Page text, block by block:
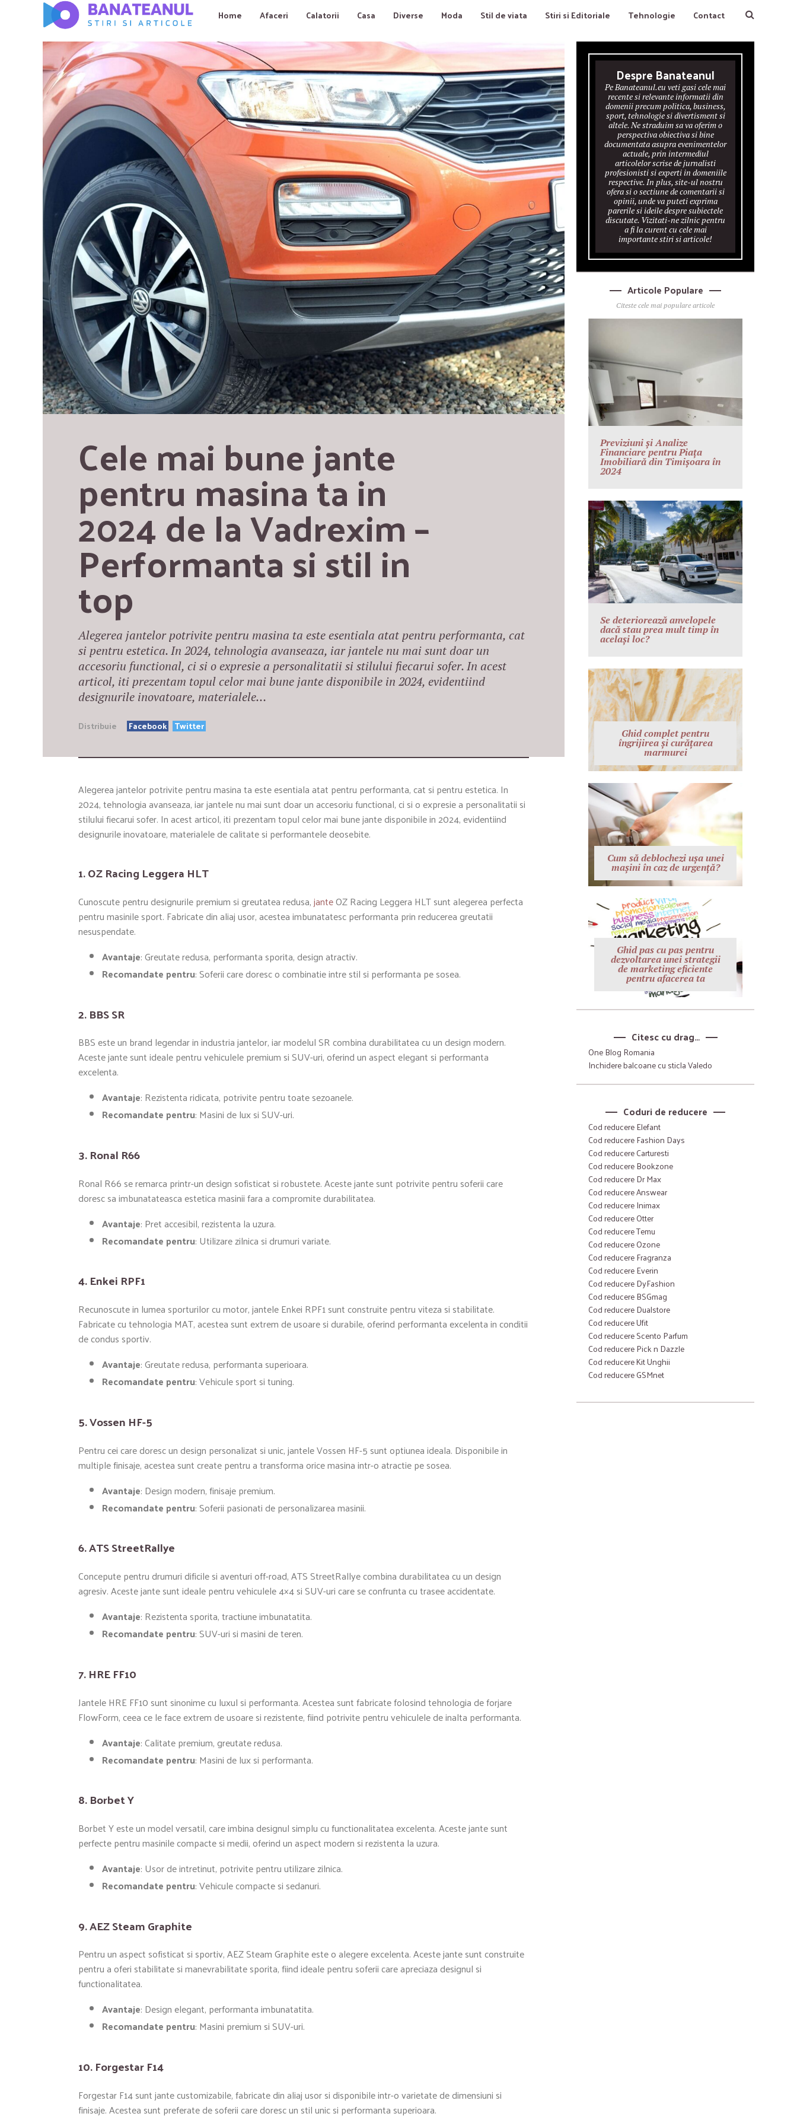
Home Afaceri Calatorii Casa Diverse Moda Stil de viata Stiri si Editoriale Tehnologie Contact
Cele mai bune jante
pentru masina ta in
2024 de la Vadrexim –
Performanta si stil in
top
Alegerea jantelor potrivite pentru masina ta este esentiala atat pentru performanta, cat
si pentru estetica. In 2024, tehnologia avanseaza, iar jantele nu mai sunt doar un
accesoriu functional, ci si o expresie a personalitatii si stilului fiecarui sofer. In acest
articol, iti prezentam topul celor mai bune jante disponibile in 2024, evidentiind
designurile inovatoare, materialele…
Distribuie Facebook Twitter
Alegerea jantelor potrivite pentru masina ta este esentiala atat pentru performanta, cat si pentru estetica. In
2024, tehnologia avanseaza, iar jantele nu mai sunt doar un accesoriu functional, ci si o expresie a personalitatii si
stilului fiecarui sofer. In acest articol, iti prezentam topul celor mai bune jante disponibile in 2024, evidentiind
designurile inovatoare, materialele de calitate si performantele deosebite.
1.OZ Racing Leggera HLT
Cunoscute pentru designurile premium si greutatea redusa,janteOZ Racing Leggera HLT sunt alegerea perfecta
pentru masinile sport. Fabricate din aliaj usor, acestea imbunatatesc performanta prin reducerea greutatii
nesuspendate.
Avantaje: Greutate redusa, performanta sporita, design atractiv.
Recomandate pentru: Soferii care doresc o combinatie intre stil si performanta pe sosea.
2.BBS SR
BBS este un brand legendar in industria jantelor, iar modelul SR combina durabilitatea cu un design modern.
Aceste jante sunt ideale pentru vehiculele premium si SUV-uri, oferind un aspect elegant si performanta
excelenta.
Avantaje: Rezistenta ridicata, potrivite pentru toate sezoanele.
Recomandate pentru: Masini de lux si SUV-uri.
3.Ronal R66
Ronal R66 se remarca printr-un design sofisticat si robustete. Aceste jante sunt potrivite pentru soferii care
doresc sa imbunatateasca estetica masinii fara a compromite durabilitatea.
Avantaje: Pret accesibil, rezistenta la uzura.
Recomandate pentru: Utilizare zilnica si drumuri variate.
4.Enkei RPF1
Recunoscute in lumea sporturilor cu motor, jantele Enkei RPF1 sunt construite pentru viteza si stabilitate.
Fabricate cu tehnologia MAT, acestea sunt extrem de usoare si durabile, oferind performanta excelenta in conditii
de condus sportiv.
Avantaje: Greutate redusa, performanta superioara.
Recomandate pentru: Vehicule sport si tuning.
5.Vossen HF-5
Pentru cei care doresc un design personalizat si unic, jantele Vossen HF-5 sunt optiunea ideala. Disponibile in
multiple finisaje, acestea sunt create pentru a transforma orice masina intr-o atractie pe sosea.
Avantaje: Design modern, finisaje premium.
Recomandate pentru: Soferii pasionati de personalizarea masinii.
6.ATS StreetRallye
Concepute pentru drumuri dificile si aventuri off-road, ATS StreetRallye combina durabilitatea cu un design
agresiv. Aceste jante sunt ideale pentru vehiculele 4×4 si SUV-uri care se confrunta cu trasee accidentate.
Avantaje: Rezistenta sporita, tractiune imbunatatita.
Recomandate pentru: SUV-uri si masini de teren.
7.HRE FF10
Jantele HRE FF10 sunt sinonime cu luxul si performanta. Acestea sunt fabricate folosind tehnologia de forjare
FlowForm, ceea ce le face extrem de usoare si rezistente, fiind potrivite pentru vehiculele de inalta performanta.
Avantaje: Calitate premium, greutate redusa.
Recomandate pentru: Masini de lux si performanta.
8.Borbet Y
Borbet Y este un model versatil, care imbina designul simplu cu functionalitatea excelenta. Aceste jante sunt
perfecte pentru masinile compacte si medii, oferind un aspect modern si rezistenta la uzura.
Avantaje: Usor de intretinut, potrivite pentru utilizare zilnica.
Recomandate pentru: Vehicule compacte si sedanuri.
9.AEZ Steam Graphite
Pentru un aspect sofisticat si sportiv, AEZ Steam Graphite este o alegere excelenta. Aceste jante sunt construite
pentru a oferi stabilitate si manevrabilitate sporita, fiind ideale pentru soferii care apreciaza designul si
functionalitatea.
Avantaje: Design elegant, performanta imbunatatita.
Recomandate pentru: Masini premium si SUV-uri.
10.Forgestar F14
Forgestar F14 sunt jante customizabile, fabricate din aliaj usor si disponibile intr-o varietate de dimensiuni si
finisaje. Acestea sunt preferate de soferii care doresc un stil unic si performanta superioara.
Despre Banateanul
Pe Banateanul.eu veti gasi cele mai
recente si relevante informatii din
domenii precum politica, business,
sport, tehnologie si divertisment si
altele. Ne straduim sa va oferim o
perspectiva obiectiva si bine
documentata asupra evenimentelor
actuale, prin intermediul
articolelor scrise de jurnalisti
profesionisti si experti in domeniile
respective. In plus, site-ul nostru
ofera si o sectiune de comentarii si
opinii, unde va puteti exprima
parerile si ideile despre subiectele
discutate. Vizitati-ne zilnic pentru
a fi la curent cu cele mai
importante stiri si articole!
Articole Populare
Citeste cele mai populare articole
Previziuni și Analize
Financiare pentru Piața
Imobiliară din Timișoara în
2024
Se deteriorează anvelopele
dacă stau prea mult timp în
același loc?
Ghid complet pentru
îngrijirea și curățarea
marmurei
Cum să deblochezi ușa unei
mașini în caz de urgență?
Ghid pas cu pas pentru
dezvoltarea unei strategii
de marketing eficiente
pentru afacerea ta
Citesc cu drag…
One Blog Romania
Inchidere balcoane cu sticla Valedo
Coduri de reducere
Cod reducere Elefant
Cod reducere Fashion Days
Cod reducere Carturesti
Cod reducere Bookzone
Cod reducere Dr Max
Cod reducere Answear
Cod reducere Inimax
Cod reducere Otter
Cod reducere Temu
Cod reducere Ozone
Cod reducere Fragranza
Cod reducere Everin
Cod reducere DyFashion
Cod reducere BSGmag
Cod reducere Dualstore
Cod reducere Ufit
Cod reducere Scento Parfum
Cod reducere Pick n Dazzle
Cod reducere Kit Unghii
Cod reducere GSMnet